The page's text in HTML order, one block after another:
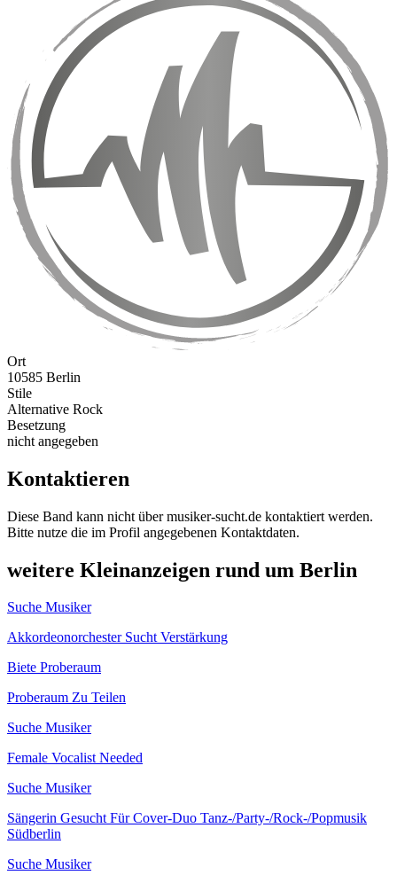
Ort
10585 Berlin
Stile
Alternative Rock
Besetzung
nicht angegeben
Kontaktieren
Diese Band kann nicht über musiker-sucht.de kontaktiert werden.
Bitte nutze die im Profil angegebenen Kontaktdaten.
weitere Kleinanzeigen rund um Berlin
Suche Musiker
Akkordeonorchester Sucht Verstärkung
Biete Proberaum
Proberaum Zu Teilen
Suche Musiker
Female Vocalist Needed
Suche Musiker
Sängerin Gesucht Für Cover-Duo Tanz-/Party-/Rock-/Popmusik
Südberlin
Suche Musiker